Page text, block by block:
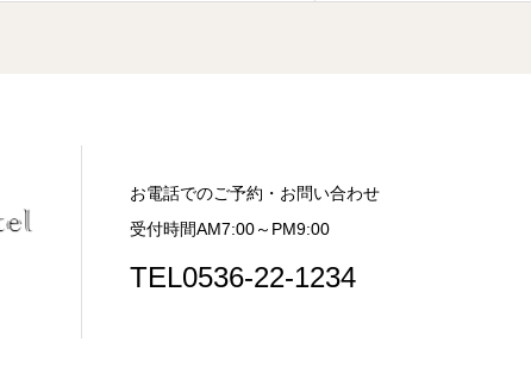
お電話でのご予約・お問い合わせ
受付時間AM7:00～PM9:00
TEL0536-22-1234